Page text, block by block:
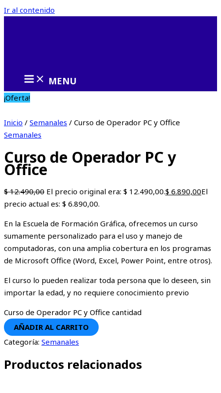
Ir al contenido
MENU
¡Oferta!
Inicio / Semanales / Curso de Operador PC y Office
Semanales
Curso de Operador PC y
Office
$12.490,00 El precio original era: $ 12.490,00.$ 6.890,00El
precio actual es: $ 6.890,00.
En la Escuela de Formación Gráfica, ofrecemos un curso
sumamente personalizado para el uso y manejo de
computadoras, con una amplia cobertura en los programas
de Microsoft Office (Word, Excel, Power Point, entre otros).
El curso lo pueden realizar toda persona que lo deseen, sin
importar la edad, y no requiere conocimiento previo
Curso de Operador PC y Office cantidad
AÑADIR AL CARRITO
Categoría: Semanales
Productos relacionados